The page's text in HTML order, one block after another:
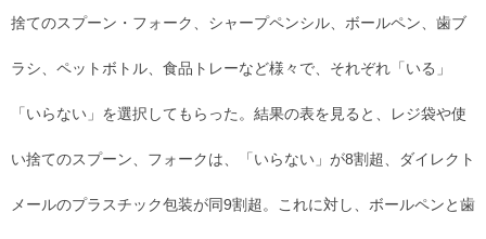
捨てのスプーン・フォーク、シャープペンシル、ボールペン、歯ブ
ラシ、ペットボトル、食品トレーなど様々で、それぞれ「いる」
「いらない」を選択してもらった。結果の表を見ると、レジ袋や使
い捨てのスプーン、フォークは、「いらない」が8割超、ダイレクト
メールのプラスチック包装が同9割超。これに対し、ボールペンと歯